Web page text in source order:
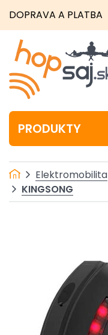
DOPRAVA A PLATBA
PRODUKTY
Elektromobilita
KINGSONG